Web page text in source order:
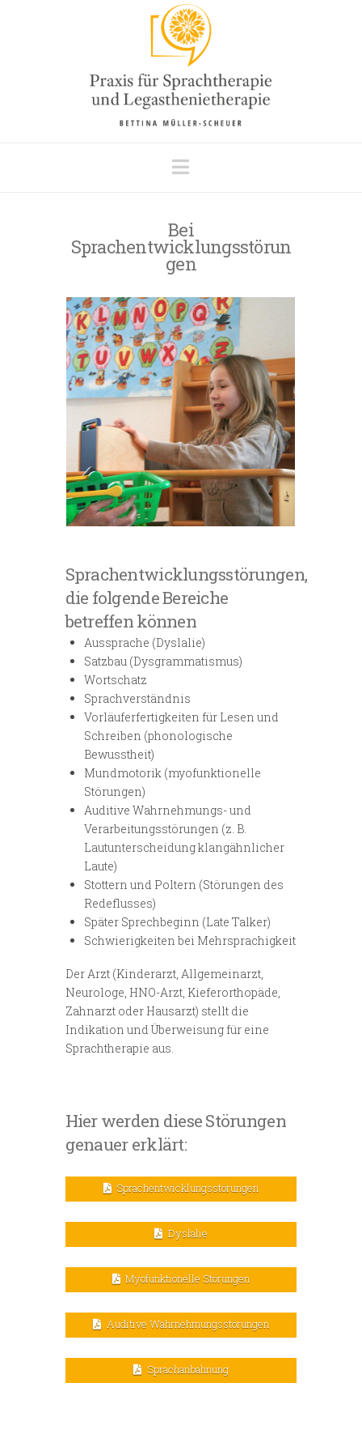
Sprachtherapie
Mauerstetten
Navigation
Bei
Sprachentwicklungsstörun
gen
Sprachentwicklungsstörungen,
die folgende Bereiche
betreffen können
Aussprache (Dyslalie)
Satzbau (Dysgrammatismus)
Wortschatz
Sprachverständnis
Vorläuferfertigkeiten für Lesen und
Schreiben (phonologische
Bewusstheit)
Mundmotorik (myofunktionelle
Störungen)
Auditive Wahrnehmungs- und
Verarbeitungsstörungen (z. B.
Lautunterscheidung klangähnlicher
Laute)
Stottern und Poltern (Störungen des
Redeflusses)
Später Sprechbeginn (Late Talker)
Schwierigkeiten bei Mehrsprachigkeit
Der Arzt (Kinderarzt, Allgemeinarzt,
Neurologe, HNO-Arzt, Kieferorthopäde,
Zahnarzt oder Hausarzt) stellt die
Indikation und Überweisung für eine
Sprachtherapie aus.
Hier werden diese Störungen
genauer erklärt:
Sprachentwicklungsstörungen
Dyslalie
Myofunktionelle Störungen
Auditive Wahrnehmungsstörungen
Sprachanbahnung